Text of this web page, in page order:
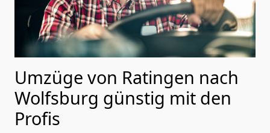
Umzüge von Ratingen nach
Wolfsburg günstig mit den
Profis